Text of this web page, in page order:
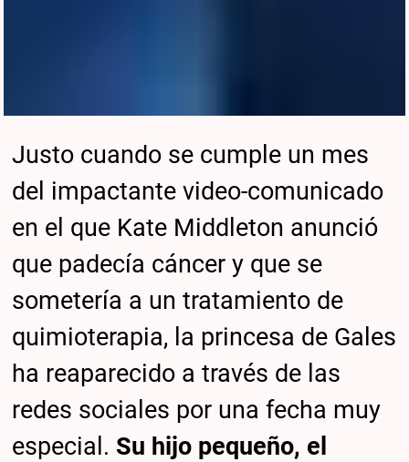
Justo cuando se cumple un mes
del impactante video-comunicado
en el que Kate Middleton anunció
que padecía cáncer y que se
sometería a un tratamiento de
quimioterapia, la princesa de Gales
ha reaparecido a través de las
redes sociales por una fecha muy
especial. Su hijo pequeño, el